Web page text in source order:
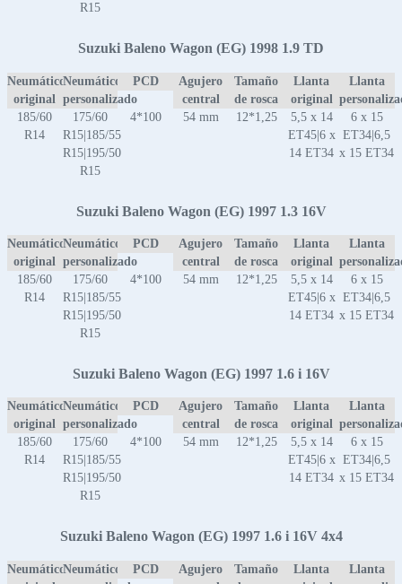
R15
Suzuki Baleno Wagon (EG) 1998 1.9 TD
Neumático
original
Neumático
personalizado
PCD
Agujero
central
Tamaño
de rosca
Llanta
original
Llanta
185/60
R14
175/60
R15|185/55
R15|195/50
R15
4*100 54 mm 12*1,25
5,5 x 14
ET45|6 x
14 ET34
6 x 15
ET34|6,5
x 15 ET34
Suzuki Baleno Wagon (EG) 1997 1.3 16V
Neumático
original
Neumático
personalizado
PCD
Agujero
central
Tamaño
de rosca
Llanta
original
Llanta
185/60
R14
175/60
R15|185/55
R15|195/50
R15
4*100 54 mm 12*1,25
5,5 x 14
ET45|6 x
14 ET34
6 x 15
ET34|6,5
x 15 ET34
Suzuki Baleno Wagon (EG) 1997 1.6 i 16V
Neumático
original
Neumático
personalizado
PCD
Agujero
central
Tamaño
de rosca
Llanta
original
Llanta
185/60
R14
175/60
R15|185/55
R15|195/50
R15
4*100 54 mm 12*1,25
5,5 x 14
ET45|6 x
14 ET34
6 x 15
ET34|6,5
x 15 ET34
Suzuki Baleno Wagon (EG) 1997 1.6 i 16V 4x4
NeumáticoNeumático
PCD
Agujero
Tamaño
Llanta
Llanta